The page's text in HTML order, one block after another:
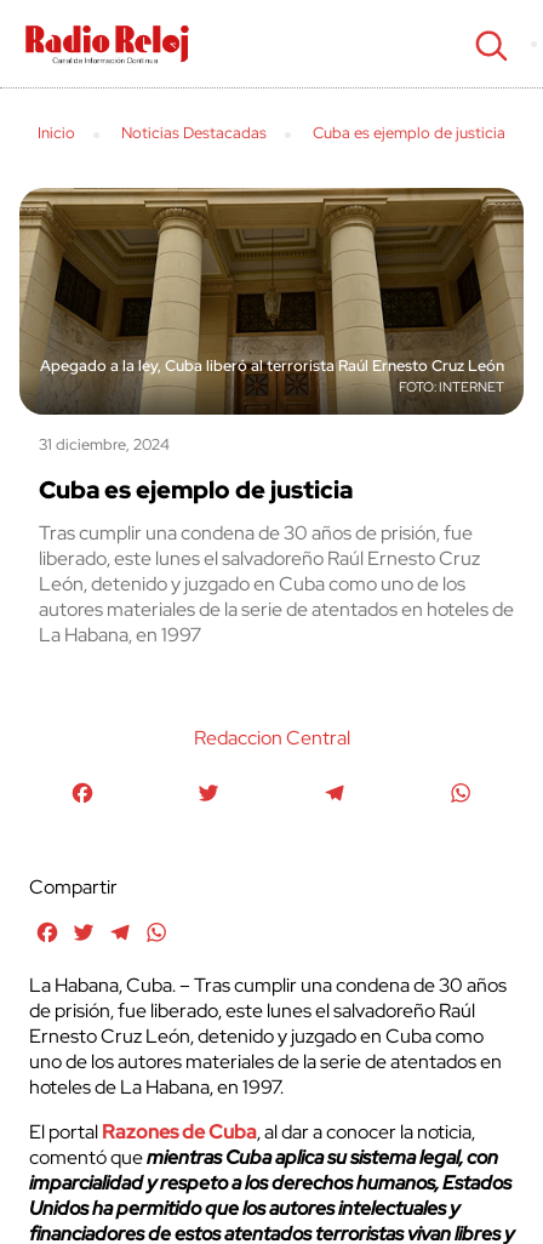
cerrar
Inicio Noticias Destacadas Cuba es ejemplo de justicia
Apegado a la ley, Cuba liberó al terrorista Raúl Ernesto Cruz León
INTERNET
31 diciembre, 2024
Cuba es ejemplo de justicia
Tras cumplir una condena de 30 años de prisión, fue
liberado, este lunes el salvadoreño Raúl Ernesto Cruz
León, detenido y juzgado en Cuba como uno de los
autores materiales de la serie de atentados en hoteles de
La Habana, en 1997
Redaccion Central
Compartir
FacebookTwitterTelegram
La Habana, Cuba. – Tras cumplir una condena de 30 años
de prisión, fue liberado, este lunes el salvadoreño Raúl
Ernesto Cruz León, detenido y juzgado en Cuba como
uno de los autores materiales de la serie de atentados en
hoteles de La Habana, en 1997.
El portalRazones de Cuba, al dar a conocer la noticia,
comentó quemientras Cuba aplica su sistema legal, con
imparcialidad y respeto a los derechos humanos, Estados
Unidos ha permitido que los autores intelectuales y
financiadores de estos atentados terroristas vivan libres y